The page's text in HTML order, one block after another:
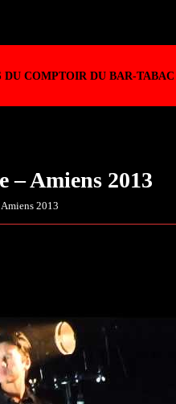
DU COMPTOIR DU BAR-TABAC
– Amiens 2013
2013